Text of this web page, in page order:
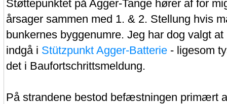
Støttepunktet på Agger-Tange hører af for
årsager sammen med 1. & 2. Stellung hvis
bunkernes byggenumre. Jeg har dog valgt at
indgå i Stützpunkt Agger-Batterie- ligesom
det i Baufortschrittsmeldung.
På strandene bestod befæstningen primært